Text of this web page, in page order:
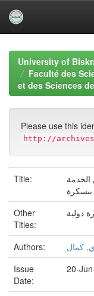
navigationUniversity of
Faculté des
et des Sciences
Please use this
http://
Title:
الخدمة
ببسكرة
Other
Titles:
دولية
Authors:
كمال
Issue
Date:
20-